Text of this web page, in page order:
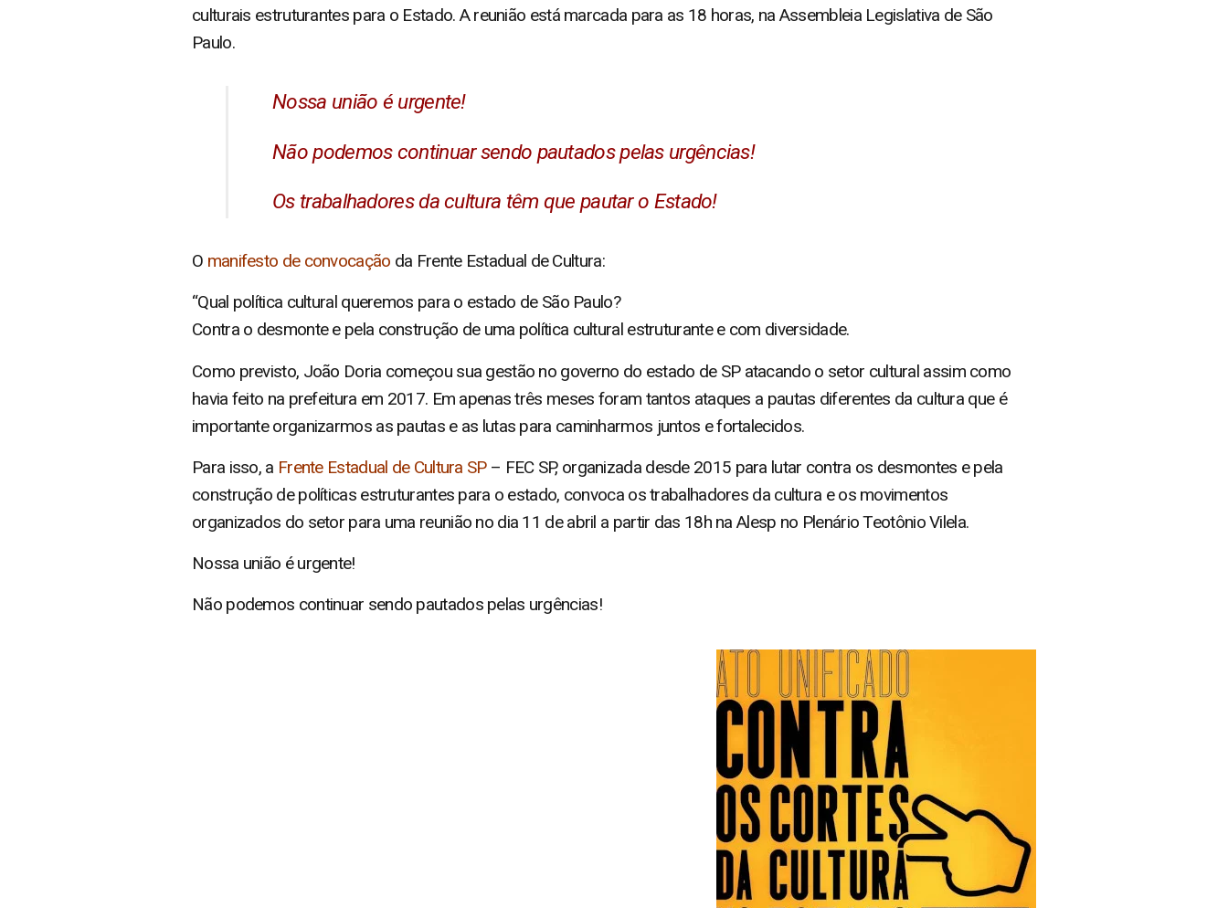
culturais estruturantes para o Estado. A reunião está marcada para as 18 horas, na Assembleia Legislativa de São
Paulo.
Nossa união é urgente!
Não podemos continuar sendo pautados pelas urgências!
Os trabalhadores da cultura têm que pautar o Estado!
O manifesto de convocação da Frente Estadual de Cultura:
“Qual política cultural queremos para o estado de São Paulo?
Contra o desmonte e pela construção de uma política cultural estruturante e com diversidade.
Como previsto, João Doria começou sua gestão no governo do estado de SP atacando o setor cultural assim como
havia feito na prefeitura em 2017. Em apenas três meses foram tantos ataques a pautas diferentes da cultura que é
importante organizarmos as pautas e as lutas para caminharmos juntos e fortalecidos.
Para isso, a Frente Estadual de Cultura SP– FEC SP, organizada desde 2015 para lutar contra os desmontes e pela
construção de políticas estruturantes para o estado, convoca os trabalhadores da cultura e os movimentos
organizados do setor para uma reunião no dia 11 de abril a partir das 18h na Alesp no Plenário Teotônio Vilela.
Nossa união é urgente!
Não podemos continuar sendo pautados pelas urgências!